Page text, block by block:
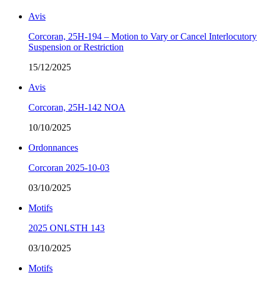
Avis
Corcoran, 25H-194 – Motion to Vary or Cancel Interlocutory
Suspension or Restriction
15/12/2025
Avis
Corcoran, 25H-142 NOA
10/10/2025
Ordonnances
Corcoran 2025-10-03
03/10/2025
Motifs
2025 ONLSTH 143
03/10/2025
Motifs